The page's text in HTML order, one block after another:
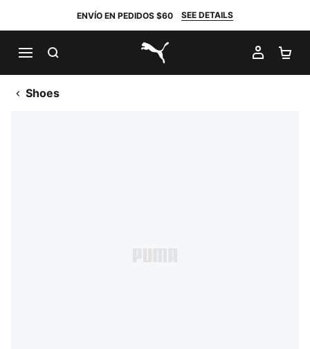
ENVÍO EN PEDIDOS $60 SEE DETAILS
PUMA.com
MI
Shoes